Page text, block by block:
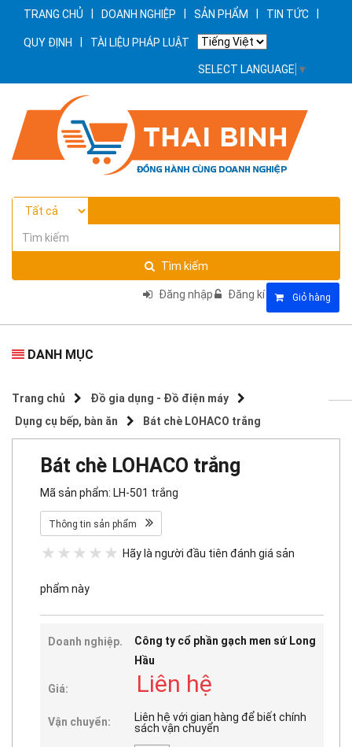
TRANG CHỦ DOANH NGHIỆP SẢN PHẨM TIN TỨC
QUY ĐỊNH TÀI LIỆU PHÁP LUẬT
SELECT LANGUAGE ▼
Tìm kiếm
Đăng nhập Đăng kí Giỏ hàng
DANH MỤC
Trang chủ
Đồ gia dụng - Đồ điện máy
Dụng cụ bếp, bàn ăn
Bát chè LOHACO trắng
Bát chè LOHACO trắng
Mã sản phẩm: LH-501 trắng
Thông tin sản phẩm
Hãy là người đầu tiên đánh giá sản
phẩm này
Doanh nghiệp.
Công ty cổ phần gạch men sứ Long
Hầu
Giá: Liên hệ
Vận chuyển:
Liên hệ với gian hàng để biết chính
sách vận chuyển